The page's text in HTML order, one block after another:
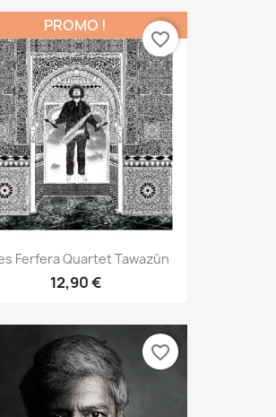
Ferfera Quartet Tawazûn
12,90 €
PROMO !
favorite_border
favorite_border